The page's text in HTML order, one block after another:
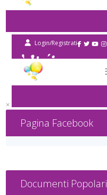
×
Pagina Facebook
Documenti Popolari